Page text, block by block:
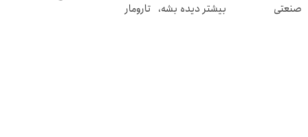
صنعتی
بیشتر دیده بشه، تارومار